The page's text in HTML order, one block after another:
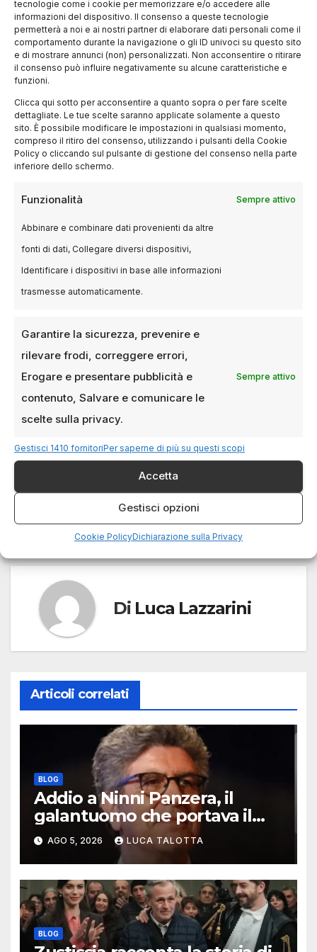
tecnologie come i cookie per memorizzare e/o accedere alle
informazioni del dispositivo. Il consenso a queste tecnologie
permetterà a noi e ai nostri partner di elaborare dati personali come il
comportamento durante la navigazione o gli ID univoci su questo sito
e di mostrare annunci (non) personalizzati. Non acconsentire o ritirare
il consenso può influire negativamente su alcune caratteristiche e
funzioni.
Clicca qui sotto per acconsentire a quanto sopra o per fare scelte
dettagliate. Le tue scelte saranno applicate solamente a questo
sito. È possibile modificare le impostazioni in qualsiasi momento,
compreso il ritiro del consenso, utilizzando i pulsanti della Cookie
Policy o cliccando sul pulsante di gestione del consenso nella parte
inferiore dello schermo.
Funzionalità Sempre attivo
Abbinare e combinare dati provenienti da altre
fonti di dati, Collegare diversi dispositivi,
Identificare i dispositivi in base alle informazioni
trasmesse automaticamente.
Garantire la sicurezza, prevenire e
rilevare frodi, correggere errori,
Erogare e presentare pubblicità e
contenuto, Salvare e comunicare le
scelte sulla privacy.
Sempre attivo
Gestisci 1410 fornitoriPer saperne di più su questi scopi
Accetta
Gestisci opzioni
Cookie PolicyDichiarazione sulla Privacy
la colpa sembra proprio del giovane. Ma Jack
e Will hanno in mente un piano per incastrare
lo psichiatra. Lo mettono in atto nell’ultima
puntata ma qualcosa va storto e Hannibal
La seconda stagione di
Hannibal:
Questa stagione
, ancora più intricata della
precedente, tiene incollati allo schermo. Ogni
personaggio ha pensieri ben definiti e coerenti,
strutturati. Il rapporto morboso tra Will e
Hannibal è ben riuscito, anche se Will ne esce
in maniera “sporca”, che di per sé può essere
corretto ma non si capisce quando avvenga
questo cambiamento in lui.
Navigazione
articoli
Le location
cinematografiche più
Cineteca di Milano:
dove il tempo si
Di Luca Lazzarini
Articoli correlati
BLOG
Addio a Ninni Panzera, il
galantuomo che portava il
cinema dove non c’era
AGO 5, 2026 LUCA TALOTTA
BLOG